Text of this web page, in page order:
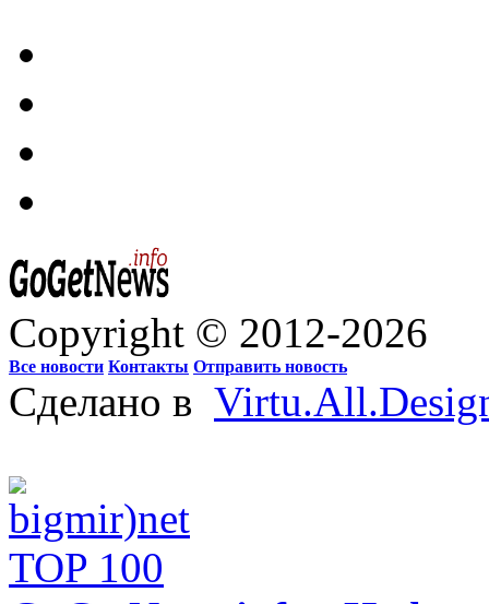
Copyright © 2012-2026
Все новости Контакты Отправить новость
Сделано в